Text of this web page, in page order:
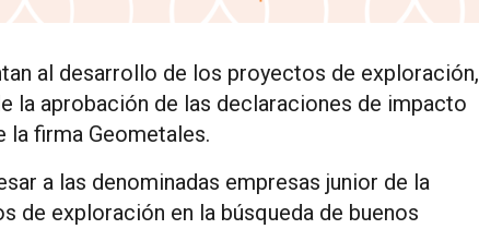
al desarrollo de los proyectos de exploración,
la aprobación de las declaraciones de impacto
firma Geometales.
a las denominadas empresas junior de la
de exploración en la búsqueda de buenos